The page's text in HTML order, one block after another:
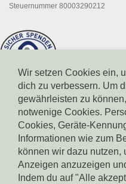
Steuernummer 80003290212
Spendenkonto Südtiroler
IBAN:
BIC: CRBZIT2B001
Wir setzen Cookies ein,
dich zu verbessern. Um
gewährleisten zu
notwenige Cookies.
Cookies, Geräte-
Informationen wie zum
können wir dazu nutzen,
Anzeigen anzuzeigen
Indem du auf "Alle